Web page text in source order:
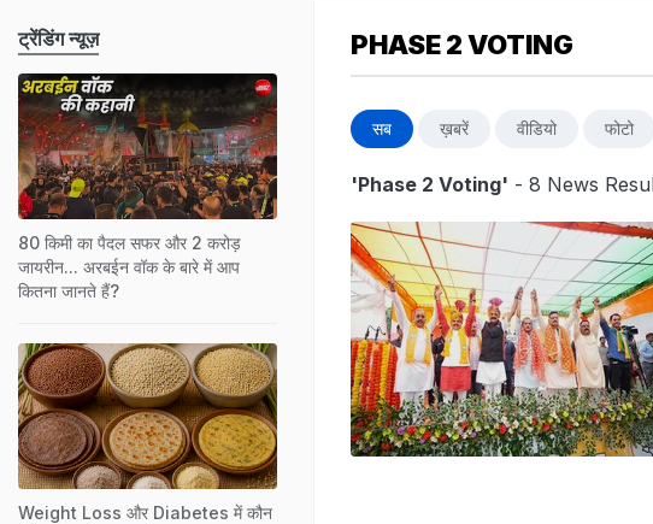
PHASE 2 VOTING
सब ख़बरें वीडियो फोटो
'Phase 2 Voting' - 8 News
ट्रेंडिंग न्यूज़
80 किमी का पैदल सफर और 2 करोड़
जायरीन... अरबईन वॉक के बारे में आप
कितना जानते हैं?
Weight Loss और Diabetes में कौन